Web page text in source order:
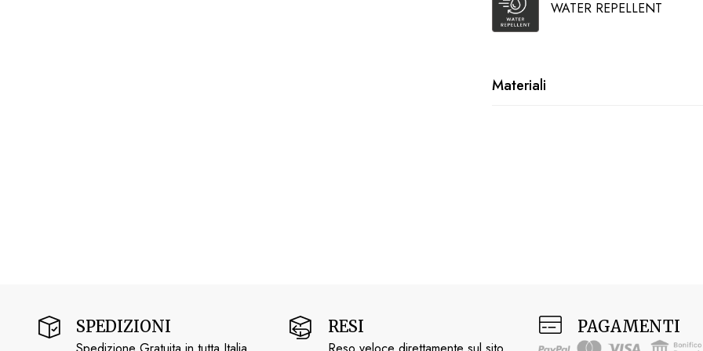
WATER REPELLENT
Materiali
SPEDIZIONI RESI PAGAMENTI